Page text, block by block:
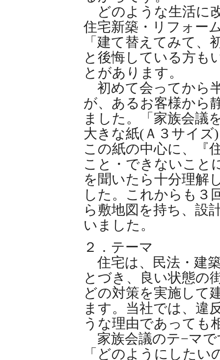
どのような生活に
住宅新築・リフォー
「建て替えてみて
と後悔している方も
とがあります。
初めて会ってから
が、あるお客様から
ました。「家族会議
大きな紙(Ａ３サイ
この紙の中心に、『
こと・できないこと
を聞いたら十分理解
した。これからも３
ら敷地図を持ち、設
いました。
２．テーマ
住宅は、民法・建
とづき、良い状態の
どの対策を実施して
ます。当社では、違
うな理由であっても
家族会議のテ−マで
「どのようにした